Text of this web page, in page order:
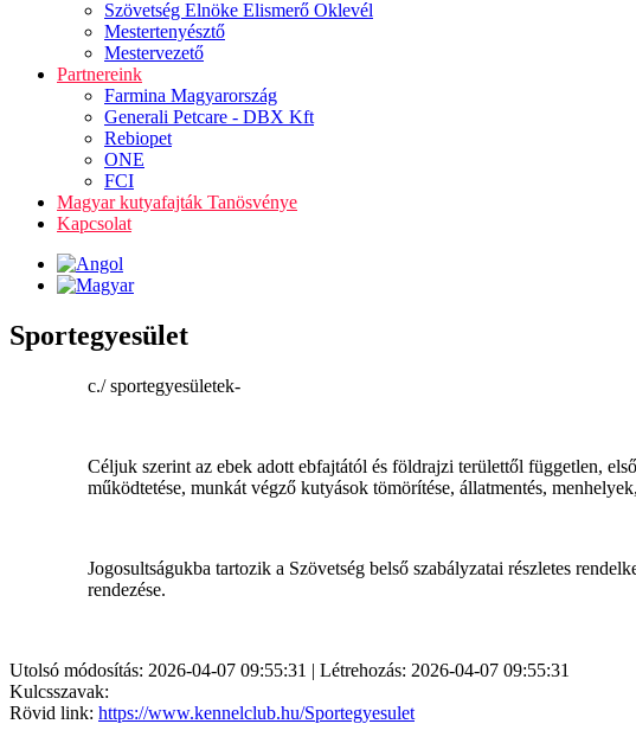
Szövetség Elnöke Elismerő Oklevél
Mestertenyésztő
Mestervezető
Partnereink
Farmina Magyarország
Generali Petcare - DBX Kft
Rebiopet
ONE
FCI
Magyar kutyafajták Tanösvénye
Kapcsolat
Sportegyesület
c./ sportegyesületek-
Céljuk szerint az ebek adott ebfajtától és földrajzi területtől független,
működtetése, munkát végző kutyások tömörítése, állatmentés,
Jogosultságukba tartozik a Szövetség belső szabályzatai részletes
rendezése.
Utolsó módosítás: 2026-04-07 09:55:31 | Létrehozás: 2026-04-07 09:55:31
Kulcsszavak:
Rövid link: https://www.kennelclub.hu/Sportegyesulet